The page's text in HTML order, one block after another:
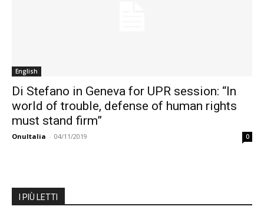
English
Di Stefano in Geneva for UPR session: “In
world of trouble, defense of human rights
must stand firm”
OnuItalia - 04/11/2019 0
I PIÙ LETTI